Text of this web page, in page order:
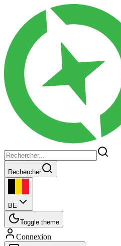
Rechercher
BE
Toggle theme
Connexion